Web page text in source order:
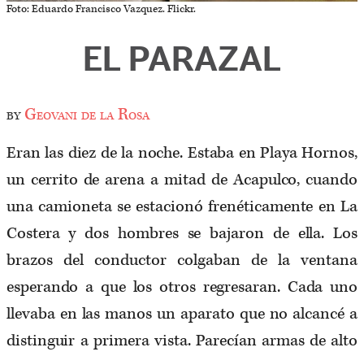
Foto: Eduardo Francisco Vazquez. Flickr.
EL PARAZAL
byGeovani de la Rosa
Eran las diez de la noche. Estaba en Playa Hornos,
un cerrito de arena a mitad de Acapulco, cuando
una camioneta se estacionó frenéticamente en La
Costera y dos hombres se bajaron de ella. Los
brazos del conductor colgaban de la ventana
esperando a que los otros regresaran. Cada uno
llevaba en las manos un aparato que no alcancé a
distinguir a primera vista. Parecían armas de alto